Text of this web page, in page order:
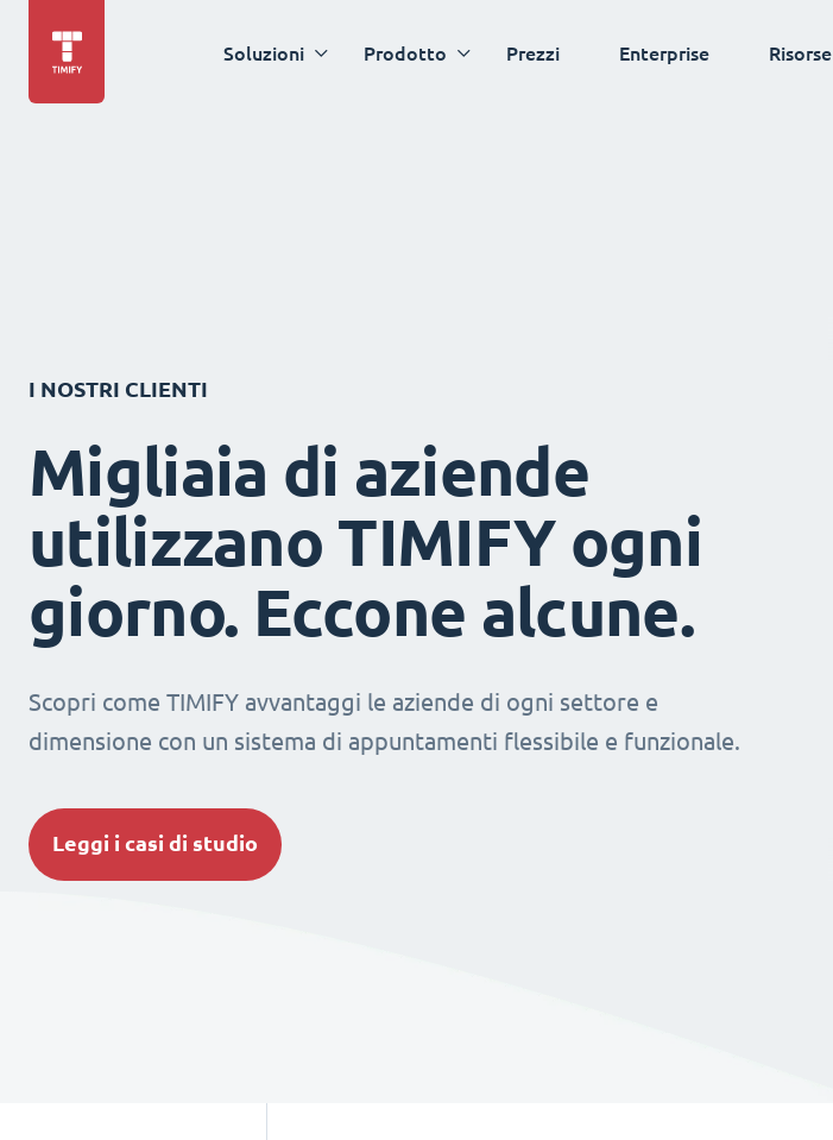
Soluzioni Prodotto Prezzi Enterprise Risorse
I NOSTRI CLIENTI
Migliaia di aziende
utilizzano TIMIFY ogni
giorno. Eccone alcune.
Scopri come TIMIFY avvantaggi le aziende di ogni settore e
dimensione con un sistema di appuntamenti flessibile e funzionale.
Leggi i casi di studio